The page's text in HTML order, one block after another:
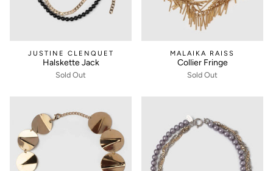
JUSTINE CLENQUET
Halskette Jack
Sold Out
MALAIKA RAISS
Collier Fringe
Sold Out